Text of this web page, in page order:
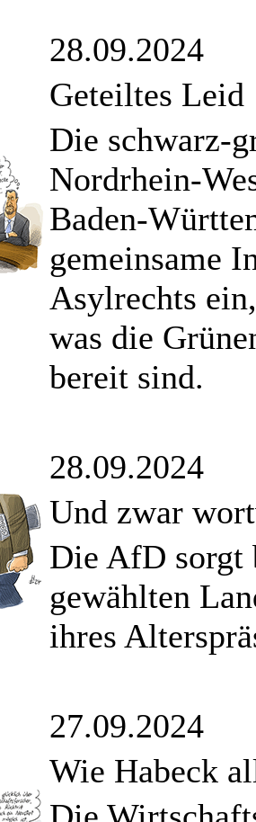
28.09.2024
Geteiltes Leid
Die schwarz-
Nordrhein-
Baden-
gemeinsame
Asylrechts
was die
bereit sind.
28.09.2024
Und zwar
Die AfD sorgt
gewählten
ihres
27.09.2024
Wie Habeck